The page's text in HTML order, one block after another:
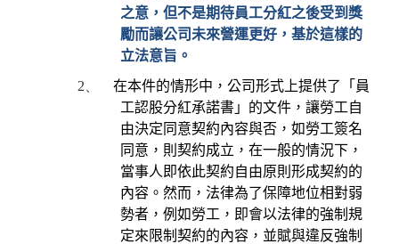
之意，但不是期待員工分紅之後受到獎
勵而讓公司未來營運更好，基於這樣的
立法意旨。
2、
在本件的情形中，公司形式上提供了「員
工認股分紅承諾書」的文件，讓勞工自
由決定同意契約內容與否，如勞工簽名
同意，則契約成立，在一般的情況下，
當事人即依此契約自由原則形成契約的
內容。然而，法律為了保障地位相對弱
勢者，例如勞工，即會以法律的強制規
定來限制契約的內容，並賦與違反強制